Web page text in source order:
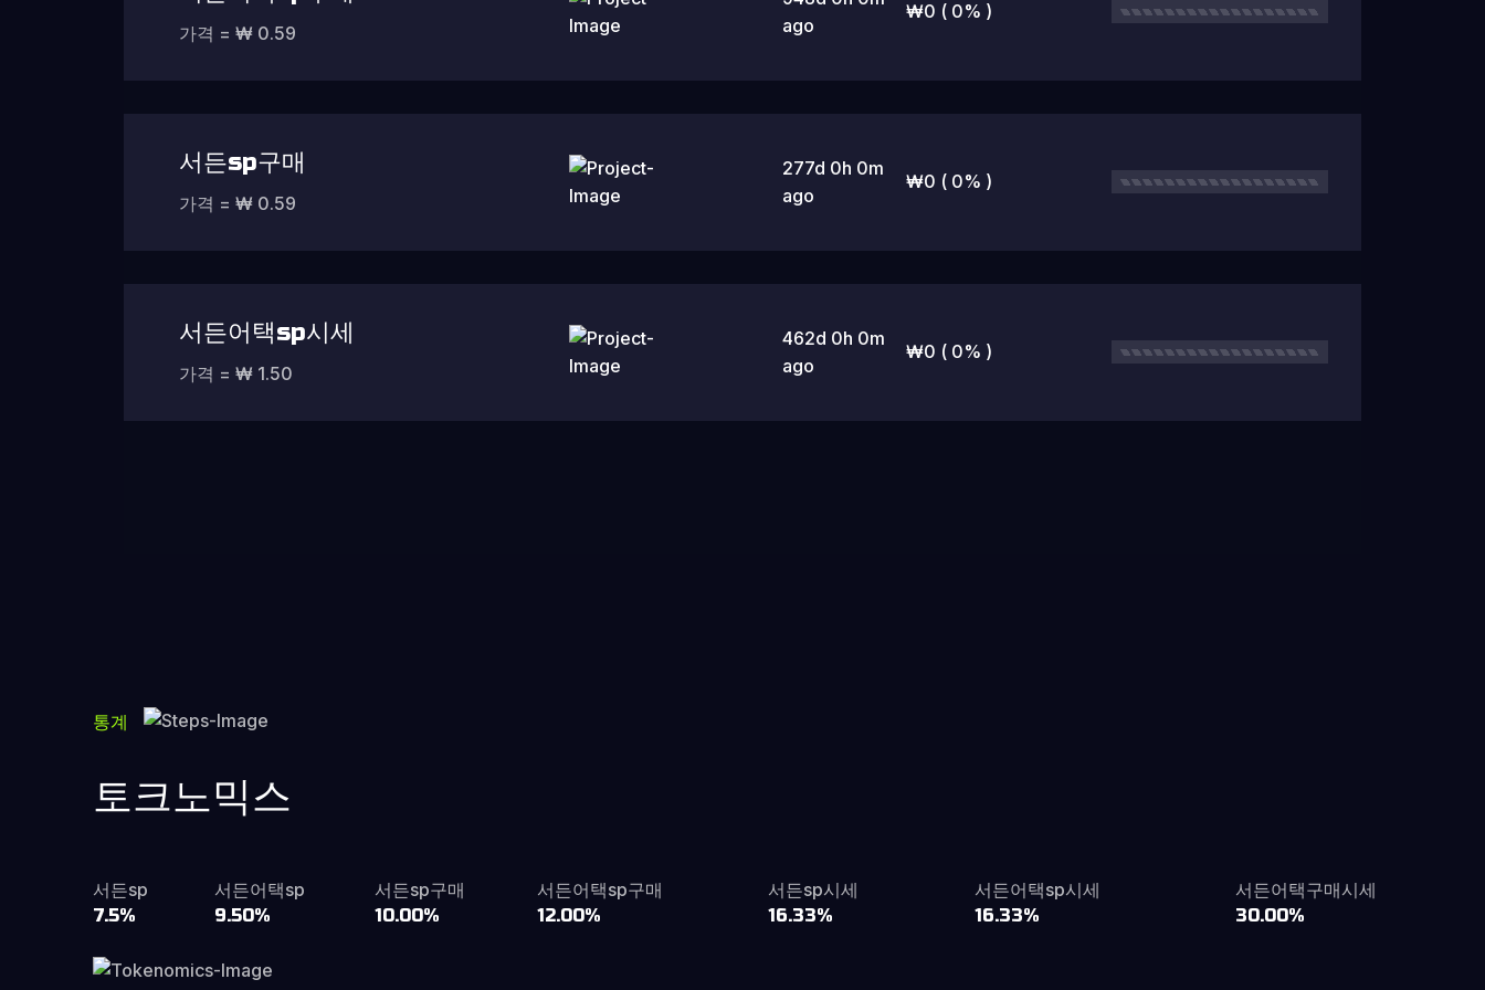
가격 = ₩ 0.59
ago
₩0 ( 0% )
서든sp구매
가격 = ₩ 0.59
277d 0h 0m
ago
₩0 ( 0% )
서든어택sp시세
가격 = ₩ 1.50
462d 0h 0m
ago
₩0 ( 0% )
통계
토크노믹스
서든sp
7.5%
서든어택sp
9.50%
서든sp구매
10.00%
서든어택sp구매
12.00%
서든sp시세
16.33%
서든어택sp시세
16.33%
서든어택구매시세
30.00%